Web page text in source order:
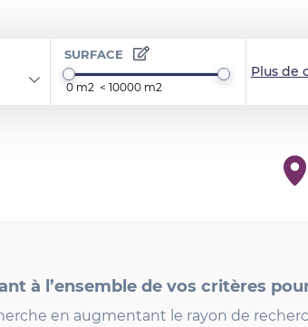
SURFACE
Plus de
à l’ensemble de vos critères
en augmentant le rayon de